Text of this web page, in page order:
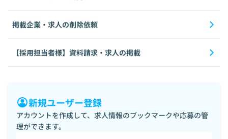
掲載企業・求人の削除依頼
【採用担当者様】資料請求・求人の掲載
新規ユーザー登録
アカウントを作成して、求人情報のブックマークや応募の管
理ができます。